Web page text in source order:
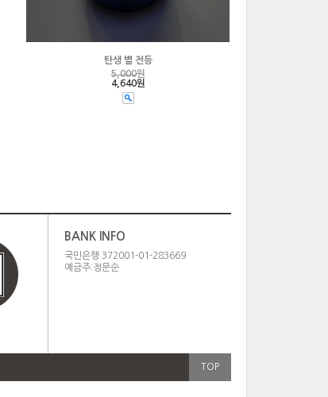
탄생 별 전등
5,000원
4,640원
BANK INFO
국민은행 372001-01-283669
예금주:정문순
TOP